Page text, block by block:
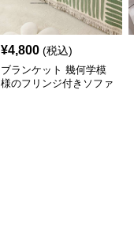
¥4,800 (税込)
ブランケット 幾何学模
様のフリンジ付きソファ